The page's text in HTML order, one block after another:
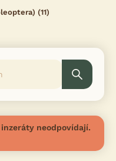
(11)
neodpovídají.